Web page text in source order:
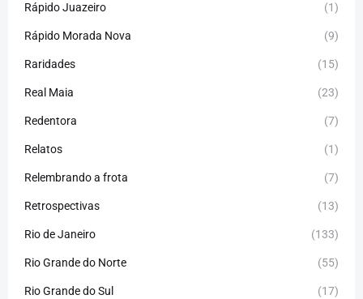
Rápido Juazeiro (1)
Rápido Morada Nova (9)
Raridades (15)
Real Maia (23)
Redentora (7)
Relatos (1)
Relembrando a frota (7)
Retrospectivas (13)
Rio de Janeiro (133)
Rio Grande do Norte (55)
Rio Grande do Sul (17)